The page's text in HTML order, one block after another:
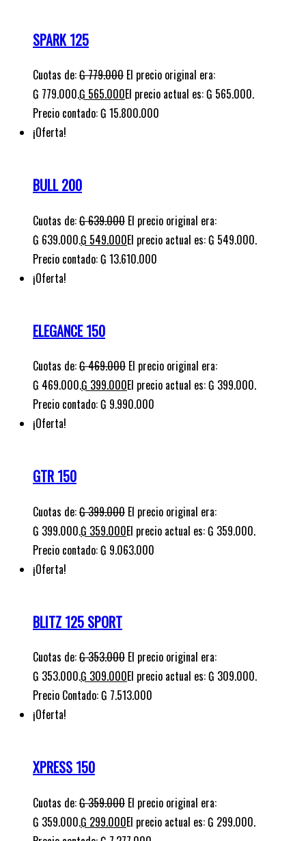
SPARK 125
Cuotas de:₲779.000 El precio original era:
₲ 779.000.₲ 565.000El precio actual es: ₲ 565.000.
Precio contado: ₲ 15.800.000
¡Oferta!
BULL 200
Cuotas de:₲639.000 El precio original era:
₲ 639.000.₲ 549.000El precio actual es: ₲ 549.000.
Precio contado: ₲ 13.610.000
¡Oferta!
ELEGANCE 150
Cuotas de:₲469.000 El precio original era:
₲ 469.000.₲ 399.000El precio actual es: ₲ 399.000.
Precio contado: ₲ 9.990.000
¡Oferta!
GTR 150
Cuotas de:₲399.000 El precio original era:
₲ 399.000.₲ 359.000El precio actual es: ₲ 359.000.
Precio contado: ₲ 9.063.000
¡Oferta!
BLITZ 125 SPORT
Cuotas de:₲353.000 El precio original era:
₲ 353.000.₲ 309.000El precio actual es: ₲ 309.000.
Precio Contado: ₲ 7.513.000
¡Oferta!
XPRESS 150
Cuotas de:₲359.000 El precio original era:
₲ 359.000.₲ 299.000El precio actual es: ₲ 299.000.